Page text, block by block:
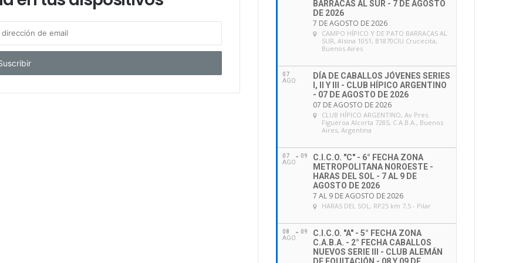
BARRACAS AL SUR - 7 DE AGOSTO
DE 2026
7 DE AGOSTO DE 2026
CAMPO HÍPICO Y DE PATO BARRACAS AL
SUR, Alsina 1051, B1870CIU Crucecita,
Buenos Aires
07
AGO
DÍA DE CABALLOS JÓVENES SERIES
I, II Y III - CLUB HÍPICO ARGENTINO
- 07 DE AGOSTO DE 2026
07 DE AGOSTO DE 2026
CLUB HÍPICO ARGENTINO, Av Pres.
Figueroa Alcorta 7285, C.A.B.A., Buenos
Aires, Argentina
07
AGO
09
C.I.C.O. "C" - 6° FECHA ZONA
METROPOLITANA NOROESTE -
HARAS DEL SOL - 7 AL 9 DE
AGOSTO DE 2026
7 AL 9 DE AGOSTO DE 2026
HARAS DEL SOL, RP25 km 7,5 - Pilar
08
AGO
09
C.I.C.O. "A" - 5° FECHA ZONA
C.A.B.A. - 2° FECHA CABALLOS
NUEVOS SERIE III - CLUB ALEMÁN